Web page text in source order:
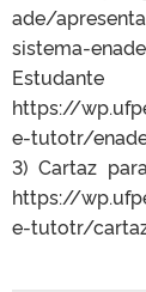
ade/
sistema-
https://
e-tutotr/
3) Cartaz
https://
e-tutotr/